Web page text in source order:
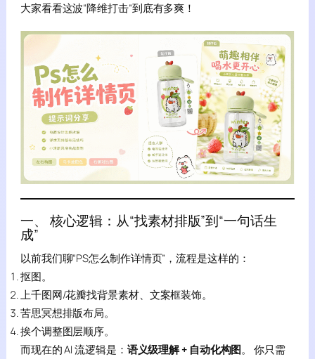
大家看看这波“降维打击”到底有多爽！
一、 核心逻辑：从“找素材排版”到“一句话生
成”
以前我们聊“PS怎么制作详情页”，流程是这样的：
抠图。
上千图网/花瓣找背景素材、文案框装饰。
苦思冥想排版布局。
挨个调整图层顺序。
而现在的 AI 流逻辑是： 语义级理解 + 自动化构图。 你只需